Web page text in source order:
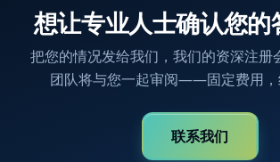
想让专业人士确认您的
把您的情况发给我们，我们的资深注册
团队将与您一起审阅——固定费用，
联系我们